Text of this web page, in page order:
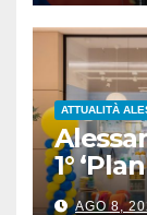
ATTUALITÀ
1°
AGO 8,